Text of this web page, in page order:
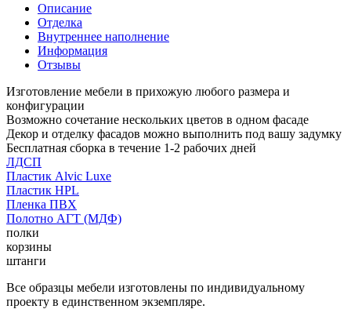
Описание
Отделка
Внутреннее наполнение
Информация
Отзывы
Изготовление мебели в прихожую любого размера и
конфигурации
Возможно сочетание нескольких цветов в одном фасаде
Декор и отделку фасадов можно выполнить под вашу задумку
Бесплатная сборка в течение 1-2 рабочих дней
ЛДСП
Пластик Alvic Luxe
Пластик HPL
Пленка ПВХ
Полотно АГТ (МДФ)
полки
корзины
штанги
Все образцы мебели изготовлены по индивидуальному
проекту в единственном экземпляре.